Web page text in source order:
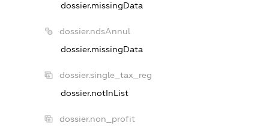
dossier.missingData
dossier.ndsAnnul
dossier.missingData
dossier.single_tax_reg
dossier.notInList
dossier.non_profit